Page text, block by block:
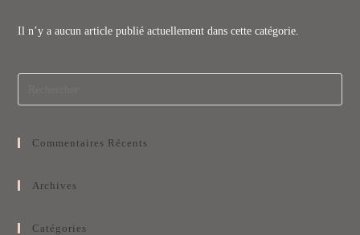
Il n’y a aucun article publié actuellement dans cette catégorie.
Commentaires Récents
Archives
Catégories